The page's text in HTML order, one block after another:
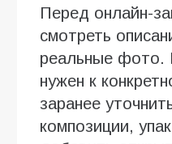
Перед онлайн-
смотреть
реальные фото.
нужен к
заранее
композиции,